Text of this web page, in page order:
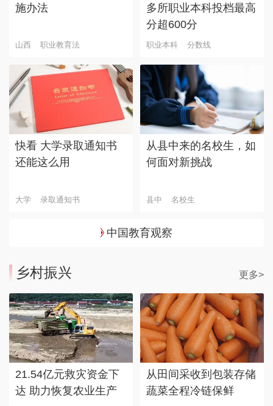
施办法
山西 职业教育法
多所职业本科投档最高
分超600分
职业本科 分数线
快看 大学录取通知书
还能这么用
大学 录取通知书
从县中来的名校生，如
何面对新挑战
县中 名校生
中国教育观察
乡村振兴 更多>
21.54亿元救灾资金下
达 助力恢复农业生产
从田间采收到包装存储
蔬菜全程冷链保鲜